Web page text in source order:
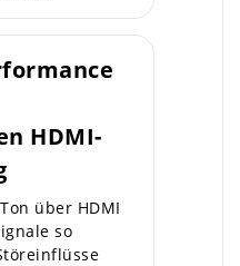
HDMI-
über HDMI
so